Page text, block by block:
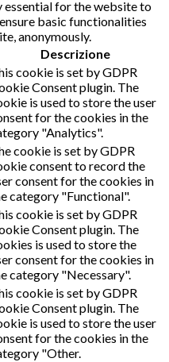
essential for the website to
basic functionalities
anonymously.
Descrizione
cookie is set by GDPR
Consent plugin. The
is used to store the user
for the cookies in the
"Analytics".
cookie is set by GDPR
consent to record the
consent for the cookies in
category "Functional".
cookie is set by GDPR
Consent plugin. The
is used to store the
consent for the cookies in
category "Necessary".
cookie is set by GDPR
Consent plugin. The
is used to store the user
for the cookies in the
"Other.